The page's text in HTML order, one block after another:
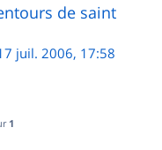
de saint
juil. 2006, 17:58
1